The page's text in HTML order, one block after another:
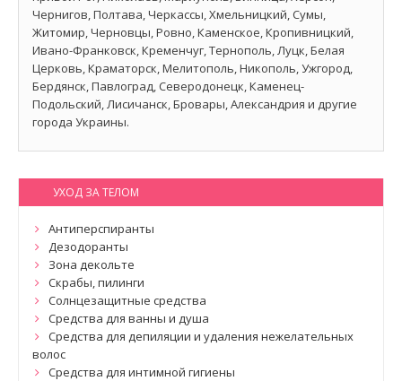
Чернигов, Полтава, Черкассы, Хмельницкий, Сумы,
Житомир, Черновцы, Ровно, Каменское, Кропивницкий,
Ивано-Франковск, Кременчуг, Тернополь, Луцк, Белая
Церковь, Краматорск, Мелитополь, Никополь, Ужгород,
Бердянск, Павлоград, Северодонецк, Каменец-
Подольский, Лисичанск, Бровары, Александрия и другие
города Украины.
УХОД ЗА ТЕЛОМ
Антиперспиранты
Дезодоранты
Зона декольте
Скрабы, пилинги
Солнцезащитные средства
Средства для ванны и душа
Средства для депиляции и удаления нежелательных
волос
Средства для интимной гигиены